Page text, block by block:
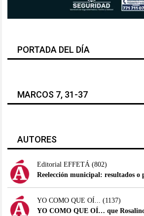
PORTADA DEL DÍA
MARCOS 7, 31-37
AUTORES
Editorial EFFETÁ (802)
Reelección municipal: resultados o
YO COMO QUE OÍ...
(1137)
YO COMO QUE OÍ… que